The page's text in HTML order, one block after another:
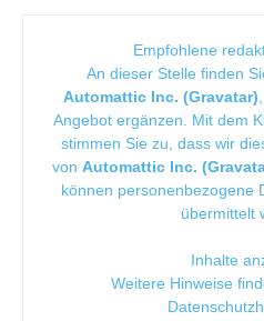
Empfohlene
An dieser Stelle finden
Automattic Inc. (Gravatar)
Angebot ergänzen. Mit dem
stimmen Sie zu, dass wir
von Automattic Inc.
können personenbezogene
übermittelt
Inhalte
Weitere Hinweise